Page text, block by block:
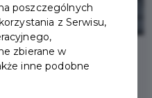
poszczególnych
z Serwisu,
zbierane w
inne podobne